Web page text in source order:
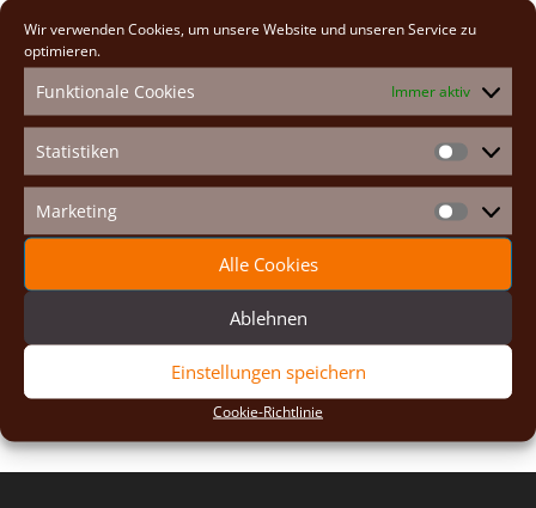
Wir verwenden Cookies, um unsere Website und unseren Service zu
optimieren.
Funktionale Cookies Immer aktiv
Statistiken
Marketing Marketing
Alle Cookies
Ablehnen
Einstellungen speichern
Cookie-Richtlinie
Adventexerzitien 2025
2026(2)
2025(7)
2024(5)
2023(13)
2022(9)
2020(2)